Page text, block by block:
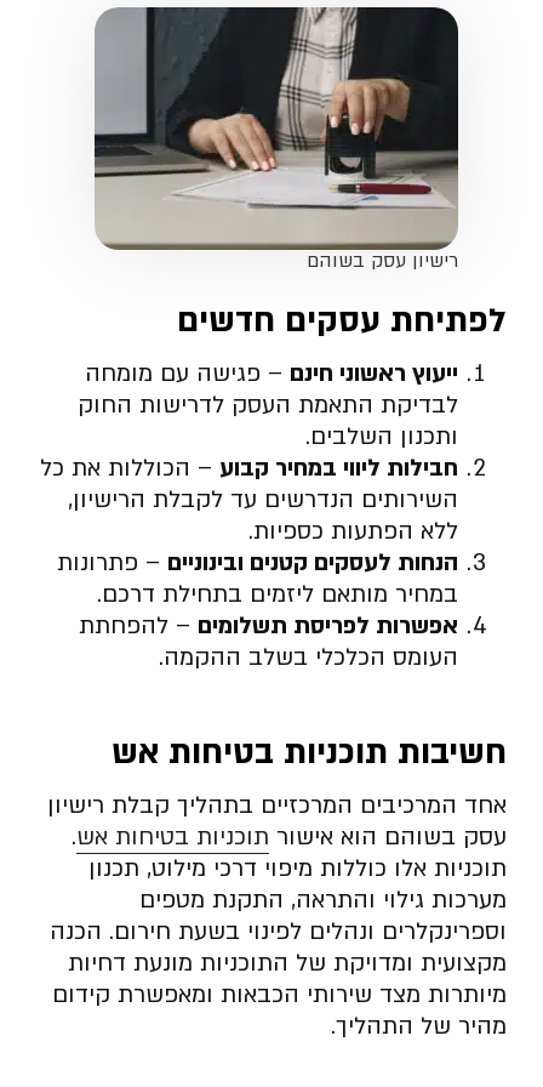
רישיון עסק בשוהם
לפתיחת עסקים חדשים
ייעוץ ראשוני חינם – פגישה עם מומחה
לבדיקת התאמת העסק לדרישות החוק
ותכנון השלבים.
חבילות ליווי במחיר קבוע – הכוללות את כל
השירותים הנדרשים עד לקבלת הרישיון,
ללא הפתעות כספיות.
הנחות לעסקים קטנים ובינוניים – פתרונות
במחיר מותאם ליזמים בתחילת דרכם.
אפשרות לפריסת תשלומים – להפחתת
העומס הכלכלי בשלב ההקמה.
חשיבות תוכניות בטיחות אש
אחד המרכיבים המרכזיים בתהליך קבלת רישיון
עסק בשוהם הוא אישור תוכניות בטיחות אש.
תוכניות אלו כוללות מיפוי דרכי מילוט, תכנון
מערכות גילוי והתראה, התקנת מטפים
וספרינקלרים ונהלים לפינוי בשעת חירום. הכנה
מקצועית ומדויקת של התוכניות מונעת דחיות
מיותרות מצד שירותי הכבאות ומאפשרת קידום
מהיר של התהליך.